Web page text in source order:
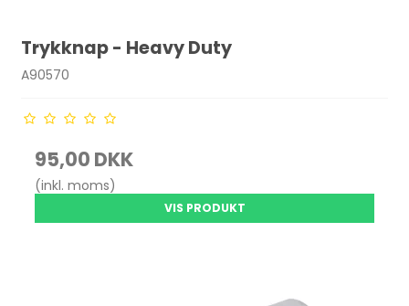
Trykknap - Heavy Duty
A90570
95,00 DKK
(inkl. moms)
VIS PRODUKT